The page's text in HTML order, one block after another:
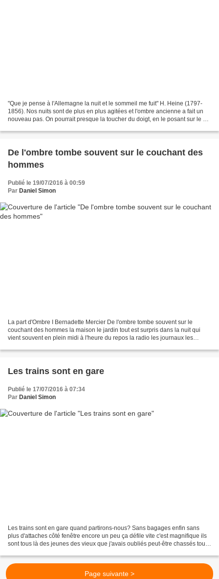
"Que je pense à l'Allemagne la nuit et le sommeil me fuit" H. Heine (1797-
1856). Nos nuits sont de plus en plus agitées et l'ombre ancienne a fait un
nouveau pas. On pourrait presque la toucher du doigt, en le posant sur le sol
De l'ombre tombe souvent sur le couchant des
hommes
Publié le 19/07/2016 à 00:59
Par Daniel Simon
La part d'Ombre I Bernadette Mercier De l'ombre tombe souvent sur le
couchant des hommes la maison le jardin tout est surpris dans la nuit qui
vient souvent en plein midi à l'heure du repos la radio les journaux les
Les trains sont en gare
Publié le 17/07/2016 à 07:34
Par Daniel Simon
Les trains sont en gare quand partirons-nous? Sans bagages enfin sans
plus d'attaches côté fenêtre encore un peu ça défile vite c'est magnifique ils
sont tous là des jeunes des vieux que j'avais oubliés peut-être chassés tout
Page suivante >